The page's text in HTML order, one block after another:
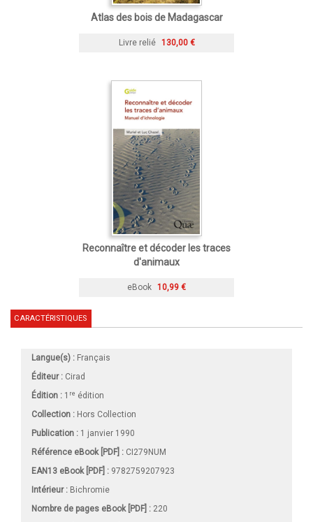
Atlas des bois de Madagascar
Livre relié 130,00 €
Reconnaître et décoder les traces
d'animaux
eBook 10,99 €
CARACTÉRISTIQUES
Langue(s) : Français
Éditeur : Cirad
Édition : 1 re édition
Collection : Hors Collection
Publication : 1 janvier 1990
Référence eBook [PDF] : CI279NUM
EAN13 eBook [PDF] : 9782759207923
Intérieur : Bichromie
Nombre de pages eBook [PDF] : 220